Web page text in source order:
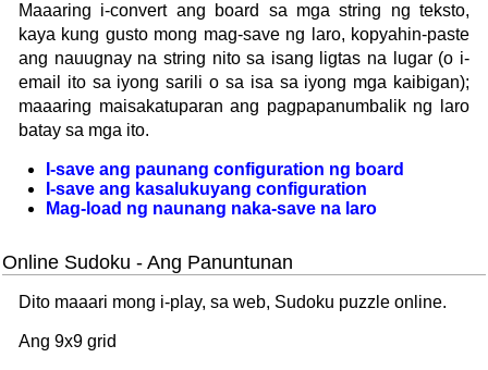
Maaaring i-convert ang board sa mga string ng teksto,
kaya kung gusto mong mag-save ng laro, kopyahin-paste
ang nauugnay na string nito sa isang ligtas na lugar (o i-
email ito sa iyong sarili o sa isa sa iyong mga kaibigan);
maaaring maisakatuparan ang pagpapanumbalik ng laro
batay sa mga ito.
I-save ang paunang configuration ng board
I-save ang kasalukuyang configuration
Mag-load ng naunang naka-save na laro
Online Sudoku - Ang Panuntunan
Dito maaari mong i-play, sa web, Sudoku puzzle online.
Ang 9x9 grid